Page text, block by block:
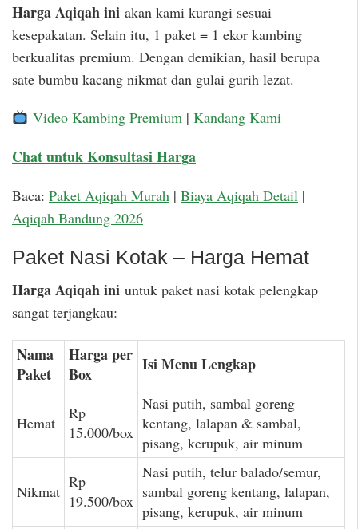
Harga Aqiqah ini akan kami kurangi sesuai
kesepakatan. Selain itu, 1 paket = 1 ekor kambing
berkualitas premium. Dengan demikian, hasil berupa
sate bumbu kacang nikmat dan gulai gurih lezat.
Video Kambing Premium| Kandang Kami
Chat untuk Konsultasi Harga
Baca: Paket Aqiqah Murah | Biaya Aqiqah Detail |
Aqiqah Bandung 2026
Paket Nasi Kotak – Harga Hemat
Harga Aqiqah ini untuk paket nasi kotak pelengkap
sangat terjangkau:
Nama
Paket
Harga per
Box
Isi Menu Lengkap
Hemat
Rp
15.000/box
Nasi putih, sambal goreng
kentang, lalapan & sambal,
pisang, kerupuk, air minum
Nikmat
Rp
19.500/box
Nasi putih, telur balado/semur,
sambal goreng kentang, lalapan,
pisang, kerupuk, air minum